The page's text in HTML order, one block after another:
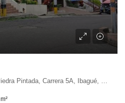
Colombia, Tolima, Ibagué, Piedra Pintada, Carrera 5A, Ibagué, Tolima, Colombia
m²